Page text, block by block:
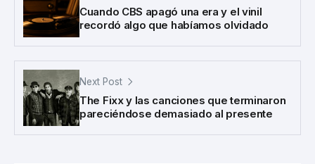
Cuando CBS apagó una era y el vinil
recordó algo que habíamos olvidado
Next Post
The Fixx y las canciones que terminaron
pareciéndose demasiado al presente